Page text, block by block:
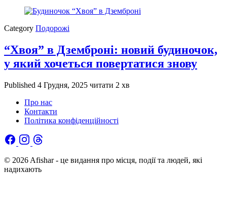
Category Подорожі
“Хвоя” в Дземброні: новий будиночок,
у який хочеться повертатися знову
Published 4 Грудня, 2025 читати 2 хв
Про нас
Контакти
Політика конфіденційності
© 2026 Afishar - це видання про місця, події та людей, які
надихають